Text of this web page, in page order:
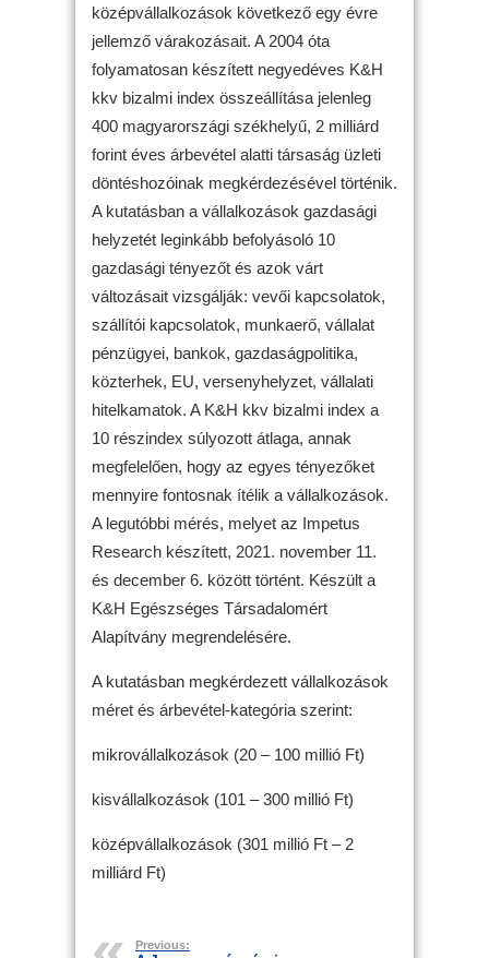
középvállalkozások következő egy évre
jellemző várakozásait. A 2004 óta
folyamatosan készített negyedéves K&H
kkv bizalmi index összeállítása jelenleg
400 magyarországi székhelyű, 2 milliárd
forint éves árbevétel alatti társaság üzleti
döntéshozóinak megkérdezésével történik.
A kutatásban a vállalkozások gazdasági
helyzetét leginkább befolyásoló 10
gazdasági tényezőt és azok várt
változásait vizsgálják: vevői kapcsolatok,
szállítói kapcsolatok, munkaerő, vállalat
pénzügyei, bankok, gazdaságpolitika,
közterhek, EU, versenyhelyzet, vállalati
hitelkamatok. A K&H kkv bizalmi index a
10 részindex súlyozott átlaga, annak
megfelelően, hogy az egyes tényezőket
mennyire fontosnak ítélik a vállalkozások.
A legutóbbi mérés, melyet az Impetus
Research készített, 2021. november 11.
és december 6. között történt. Készült a
K&H Egészséges Társadalomért
Alapítvány megrendelésére.
A kutatásban megkérdezett vállalkozások
méret és árbevétel-kategória szerint:
mikrovállalkozások (20 – 100 millió Ft)
kisvállalkozások (101 – 300 millió Ft)
középvállalkozások (301 millió Ft – 2
milliárd Ft)
Previous: